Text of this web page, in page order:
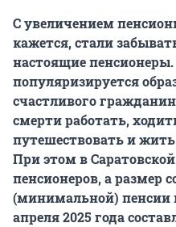
С увеличением
кажется, стали
настоящие
популяризируется
счастливого
смерти работать,
путешествовать и
При этом в
пенсионеров, а размер
(минимальной) пенсии
апреля 2025 года